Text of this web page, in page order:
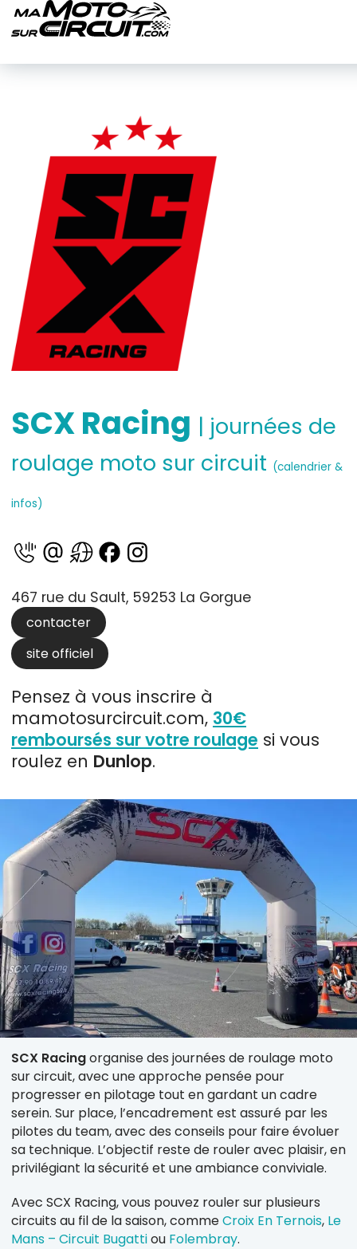
SCX Racing | journées de
roulage moto sur circuit (calendrier &
infos)
467 rue du Sault, 59253 La Gorgue
contacter
site officiel
Pensez à vous inscrire à
mamotosurcircuit.com, 30€
remboursés sur votre roulage si vous
roulez en Dunlop.
SCX Racingorganise des journées de roulage moto
sur circuit, avec une approche pensée pour
progresser en pilotage tout en gardant un cadre
serein. Sur place, l’encadrement est assuré par les
pilotes du team, avec des conseils pour faire évoluer
sa technique. L’objectif reste de rouler avec plaisir, en
privilégiant la sécurité et une ambiance conviviale.
Avec SCX Racing, vous pouvez rouler sur plusieurs
circuits au fil de la saison, commeCroix En Ternois, Le
Mans – Circuit Bugattiou Folembray.